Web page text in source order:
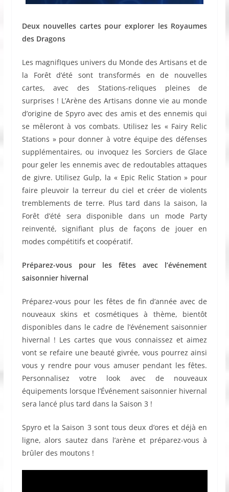
Deux nouvelles cartes pour explorer les Royaumes
des Dragons
Les magnifIques univers du Monde des Artisans et de
la Forêt d’été sont transformés en de nouvelles
cartes, avec des Stations-reliques pleines de
surprises ! L’Arène des Artisans donne vie au monde
d’origine de Spyro avec des amis et des ennemis qui
se mêleront à vos combats. Utilisez les « Fairy Relic
Stations » pour donner à votre équipe des défenses
supplémentaires, ou invoquez les Sorciers de Glace
pour geler les ennemis avec de redoutables attaques
de givre. Utilisez Gulp, la « Epic Relic Station » pour
faire pleuvoir la terreur du ciel et créer de violents
tremblements de terre. Plus tard dans la saison, la
Forêt d’été sera disponible dans un mode Party
reinventé, signifiant plus de façons de jouer en
modes compétitifs et coopératif.
Préparez-vous pour les fêtes avec l’événement
saisonnier hivernal
Préparez-vous pour les fêtes de fin d’année avec de
nouveaux skins et cosmétiques à thème, bientôt
disponibles dans le cadre de l’événement saisonnier
hivernal ! Les cartes que vous connaissez et aimez
vont se refaire une beauté givrée, vous pourrez ainsi
vous y rendre pour vous amuser pendant les fêtes.
Personnalisez votre look avec de nouveaux
équipements lorsque l’Événement saisonnier hivernal
sera lancé plus tard dans la Saison 3 !
Spyro et la Saison 3 sont tous deux d’ores et déjà en
ligne, alors sautez dans l’arène et préparez-vous à
brûler des moutons !